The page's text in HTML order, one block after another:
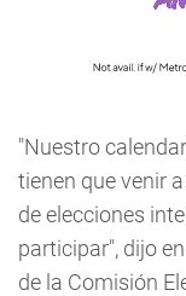
"Nuestro
tienen que venir
de elecciones
participar", dijo
de la Comisión